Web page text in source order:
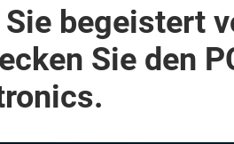
Sie begeistert
Sie den